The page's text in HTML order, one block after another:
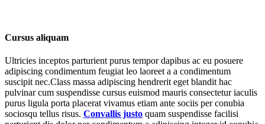
Cursus aliquam
Ultricies inceptos parturient purus tempor dapibus ac eu posuere
adipiscing condimentum feugiat leo laoreet a a condimentum
suscipit nec.Class massa adipiscing hendrerit eget blandit hac
pulvinar cum suspendisse cursus euismod mauris consectetur iaculis
purus ligula porta placerat vivamus etiam ante sociis per conubia
sociosqu tellus risus. Convallis justo quam suspendisse facilisi